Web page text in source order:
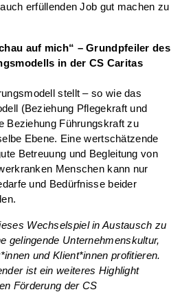
erfüllenden Job gut machen zu
auf mich“ – Grundpfeiler des
in der CS Caritas
stellt – so wie das
(Beziehung Pflegekraft und
Beziehung Führungskraft zu
Ebene. Eine wertschätzende
Betreuung und Begleitung von
Menschen kann nur
und Bedürfnisse beider
Wechselspiel in Austausch zu
gelingende Unternehmenskultur,
und Klient*innen profitieren.
ist ein weiteres Highlight
Förderung der CS